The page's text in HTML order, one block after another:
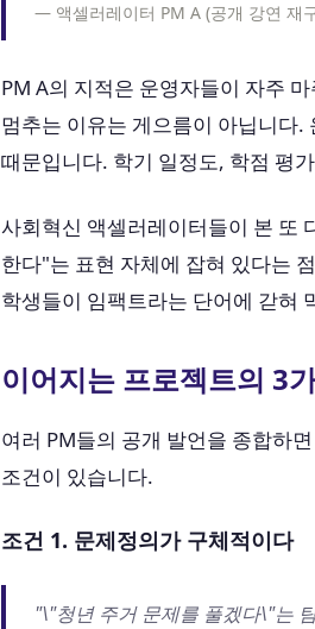
— 액셀러레이터 PM A (공개 강연 재
PM A의 지적은 운영자들이 자주
멈추는 이유는 게으름이 아닙니다
때문입니다. 학기 일정도, 학점 평
사회혁신 액셀러레이터들이 본 또
한다"는 표현 자체에 잡혀 있다는
학생들이 임팩트라는 단어에 갇혀
이어지는 프로젝트의 3
여러 PM들의 공개 발언을 종합하
조건이 있습니다.
조건 1. 문제정의가 구체적이다
"\"청년 주거 문제를 풀겠다\"는